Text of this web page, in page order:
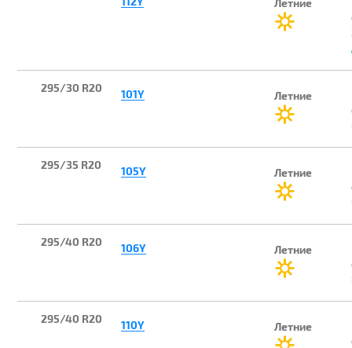
295/30 R20 101Y Летние
295/35 R20 105Y Летние
295/40 R20 106Y Летние
295/40 R20 110Y Летние